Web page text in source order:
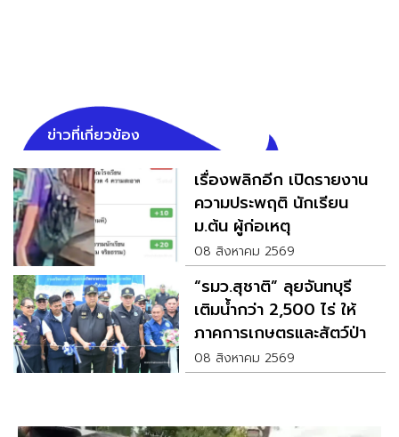
ข่าวที่เกี่ยวข้อง
เรื่องพลิกอีก เปิดรายงาน
ความประพฤติ นักเรียน
ม.ต้น ผู้ก่อเหตุ
08 สิงหาคม 2569
“รมว.สุชาติ” ลุยจันทบุรี
เติมน้ำกว่า 2,500 ไร่ ให้
ภาคการเกษตรและสัตว์ป่า
08 สิงหาคม 2569